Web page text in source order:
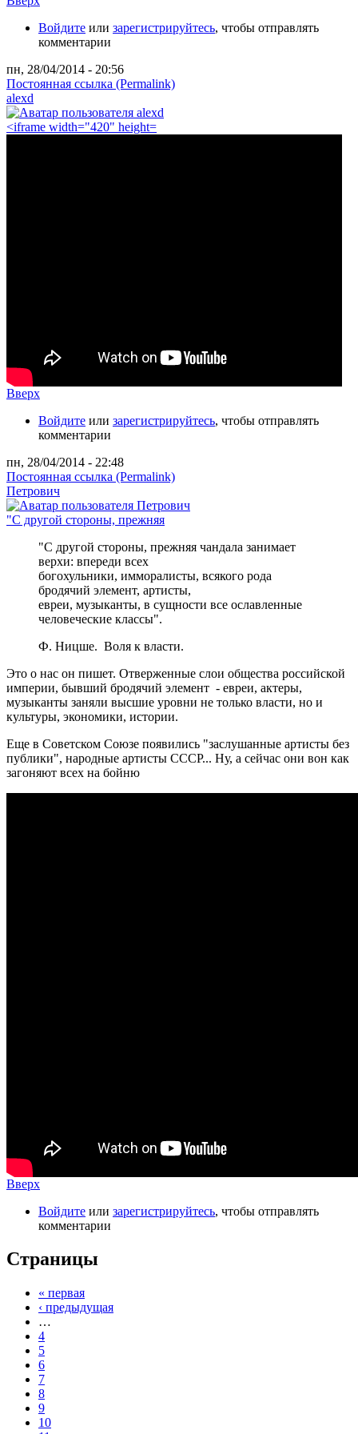
Войдите или зарегистрируйтесь, чтобы отправлять
комментарии
пн, 28/04/2014 - 20:56
Постоянная ссылка (Permalink)
alexd
<iframe width="420" height=
Вверх
Войдите или зарегистрируйтесь, чтобы отправлять
комментарии
пн, 28/04/2014 - 22:48
Постоянная ссылка (Permalink)
Петрович
"С другой стороны, прежняя
"С другой стороны, прежняя чандала занимает
верхи: впереди всех
богохульники, имморалисты, всякого рода
бродячий элемент, артисты,
евреи, музыканты, в сущности все ославленные
человеческие классы".
Ф. Ницше. Воля к власти.
Это о нас он пишет. Отверженные слои общества российской
империи, бывший бродячий элемент - евреи, актеры,
музыканты заняли высшие уровни не только власти, но и
культуры, экономики, истории.
Еще в Советском Союзе появились "заслушанные артисты без
публики", народные артисты СССР... Ну, а сейчас они вон как
загоняют всех на бойню
Вверх
Войдите или зарегистрируйтесь, чтобы отправлять
комментарии
Страницы
« первая
‹ предыдущая
…
4
5
6
7
8
9
10